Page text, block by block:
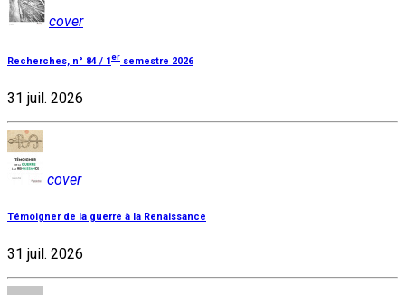
cover
Recherches, n° 84 / 1er semestre 2026
31 juil. 2026
cover
Témoigner de la guerre à la Renaissance
31 juil. 2026